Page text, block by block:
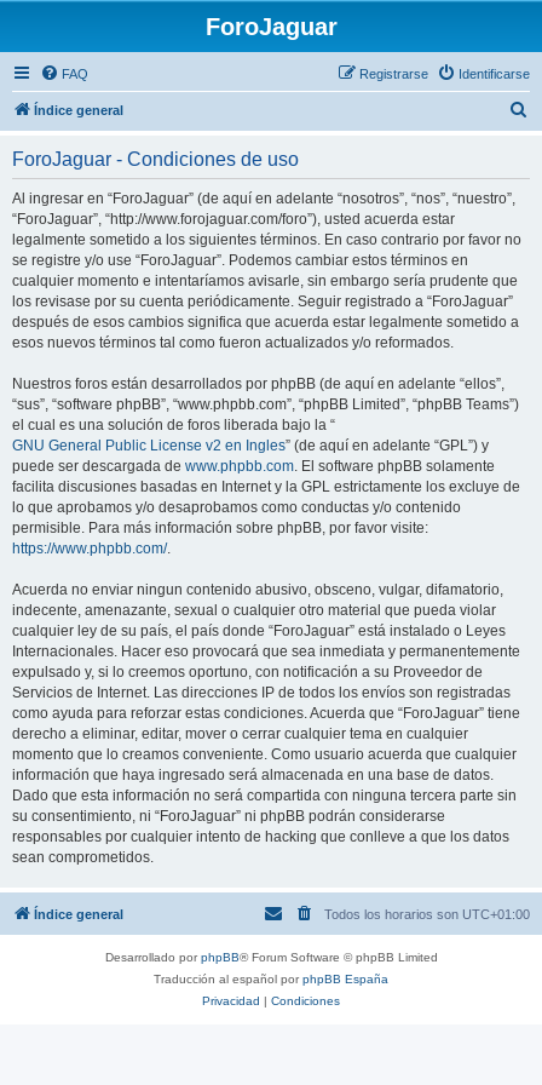
ForoJaguar
FAQ Identificarse
Registrarse
Índice general
ForoJaguar - Condiciones de uso
Al ingresar en “ForoJaguar” (de aquí en adelante “nosotros”, “nos”, “nuestro”,
“ForoJaguar”, “http://www.forojaguar.com/foro”), usted acuerda estar
legalmente sometido a los siguientes términos. En caso contrario por favor no
se registre y/o use “ForoJaguar”. Podemos cambiar estos términos en
cualquier momento e intentaríamos avisarle, sin embargo sería prudente que
los revisase por su cuenta periódicamente. Seguir registrado a “ForoJaguar”
después de esos cambios significa que acuerda estar legalmente sometido a
esos nuevos términos tal como fueron actualizados y/o reformados.
Nuestros foros están desarrollados por phpBB (de aquí en adelante “ellos”,
“sus”, “software phpBB”, “www.phpbb.com”, “phpBB Limited”, “phpBB Teams”)
el cual es una solución de foros liberada bajo la “
GNU General Public License v2 en Ingles” (de aquí en adelante “GPL”) y
puede ser descargada de www.phpbb.com. El software phpBB solamente
facilita discusiones basadas en Internet y la GPL estrictamente los excluye de
lo que aprobamos y/o desaprobamos como conductas y/o contenido
permisible. Para más información sobre phpBB, por favor visite:
https://www.phpbb.com/.
Acuerda no enviar ningun contenido abusivo, obsceno, vulgar, difamatorio,
indecente, amenazante, sexual o cualquier otro material que pueda violar
cualquier ley de su país, el país donde “ForoJaguar” está instalado o Leyes
Internacionales. Hacer eso provocará que sea inmediata y permanentemente
expulsado y, si lo creemos oportuno, con notificación a su Proveedor de
Servicios de Internet. Las direcciones IP de todos los envíos son registradas
como ayuda para reforzar estas condiciones. Acuerda que “ForoJaguar” tiene
derecho a eliminar, editar, mover o cerrar cualquier tema en cualquier
momento que lo creamos conveniente. Como usuario acuerda que cualquier
información que haya ingresado será almacenada en una base de datos.
Dado que esta información no será compartida con ninguna tercera parte sin
su consentimiento, ni “ForoJaguar” ni phpBB podrán considerarse
responsables por cualquier intento de hacking que conlleve a que los datos
sean comprometidos.
Índice general Todos los horarios son UTC+01:00
Desarrollado porphpBB® Forum Software © phpBB Limited
Traducción al español porphpBB España
Privacidad | Condiciones